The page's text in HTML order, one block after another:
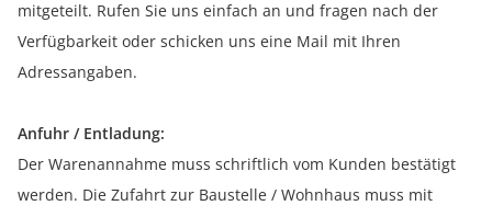
mitgeteilt. Rufen Sie uns einfach an und fragen nach der
Verfügbarkeit oder schicken uns eine Mail mit Ihren
Adressangaben.
Anfuhr / Entladung:
Der Warenannahme muss schriftlich vom Kunden bestätigt
werden. Die Zufahrt zur Baustelle / Wohnhaus muss mit